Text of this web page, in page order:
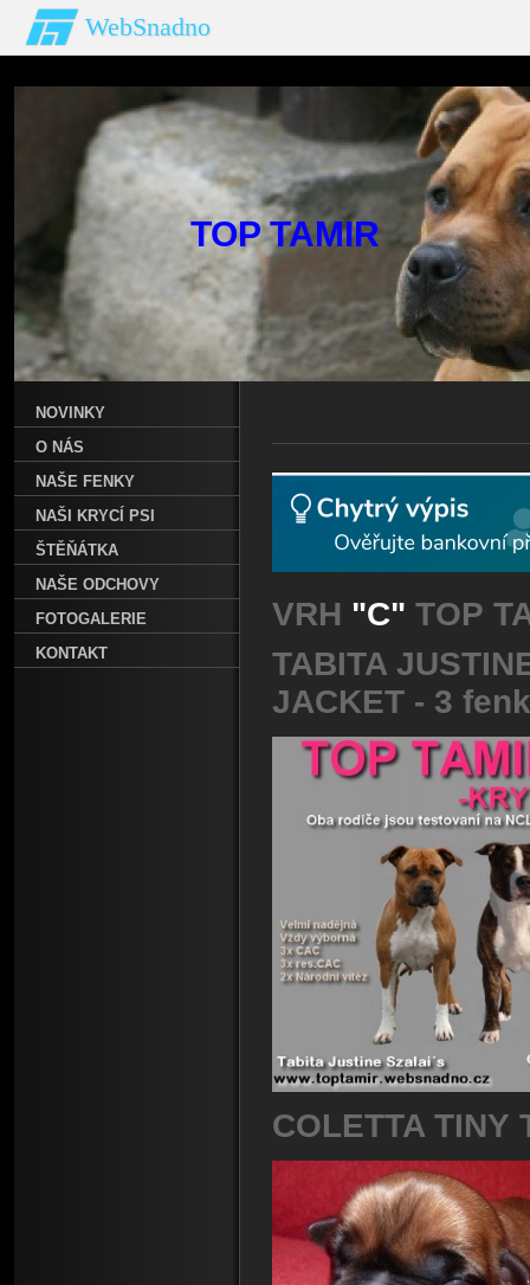
WebSnadno
TOP
VRH "C" TOP
TABITA
JACKET - 3
COLETTA TINY
NOVINKY
O NÁS
NAŠE FENKY
NAŠI KRYCÍ PSI
ŠTĚŇÁTKA
NAŠE ODCHOVY
FOTOGALERIE
KONTAKT